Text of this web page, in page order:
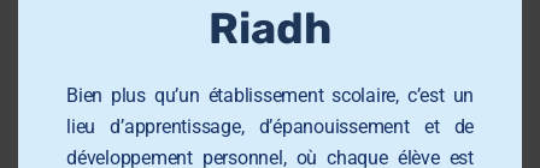
Méta
Riadh
Bien plus qu’un établissement scolaire, c’est un
lieu d’apprentissage, d’épanouissement et de
développement personnel, où chaque élève est